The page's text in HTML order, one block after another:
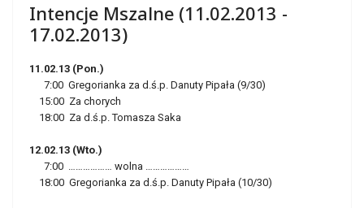
Intencje Mszalne (11.02.2013 -
17.02.2013)
11.02.13 (Pon.)
7:00 Gregorianka za d.ś.p. Danuty Pipała (9/30)
15:00 Za chorych
18:00 Za d.ś.p. Tomasza Saka
12.02.13 (Wto.)
7:00 ……………… wolna ………………
18:00 Gregorianka za d.ś.p. Danuty Pipała (10/30)